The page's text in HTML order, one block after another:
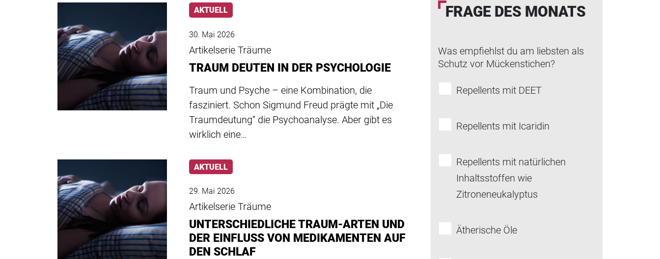
AKTUELL
30. Mai 2026
Artikelserie Träume
TRAUM DEUTEN IN DER PSYCHOLOGIE
Traum und Psyche – eine Kombination, die
fasziniert. Schon Sigmund Freud prägte mit „Die
Traumdeutung“ die Psychoanalyse. Aber gibt es
wirklich eine…
AKTUELL
29. Mai 2026
Artikelserie Träume
UNTERSCHIEDLICHE TRAUM-ARTEN UND
DER EINFLUSS VON MEDIKAMENTEN AUF
DEN SCHLAF
FRAGE DES MONATS
Was empfiehlst du am liebsten als
Schutz vor Mückenstichen?
Repellents mit DEET
Repellents mit Icaridin
Repellents mit natürlichen
Inhaltsstoffen wie
Zitroneneukalyptus
Ätherische Öle